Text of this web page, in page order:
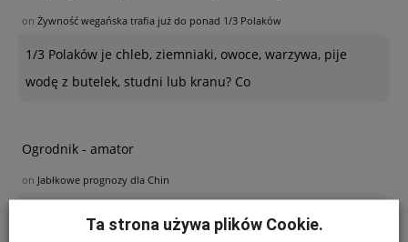
on Żywność wegańska trafia już do ponad 1/3 Polaków
1/3 Polaków je chleb, ziemniaki, owoce, warzywa, pije
wodę z butelek, studni lub kranu? Co
Ogrodnik - amator
on Jabłkowe prognozy dla Chin
Poszukuję sposobu zabezpieczenia sznurków
Ta strona używa plików Cookie.